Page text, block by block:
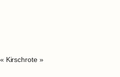
Kirschrote »